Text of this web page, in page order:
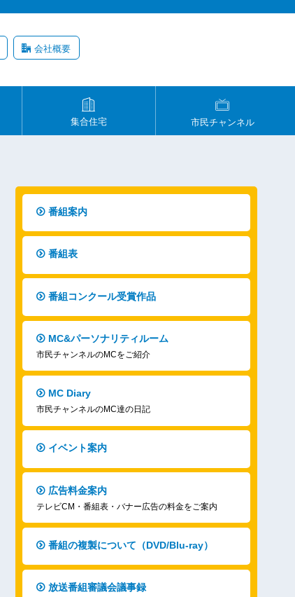
会社概要
集合住宅 市民チャンネル
番組案内
番組表
番組コンクール受賞作品
MC&パーソナリティルーム
市民チャンネルのMCをご紹介
MC Diary
市民チャンネルのMC達の日記
イベント案内
広告料金案内
テレビCM・番組表・バナー広告の料金をご案内
番組の複製について（DVD/Blu-ray）
放送番組審議会議事録